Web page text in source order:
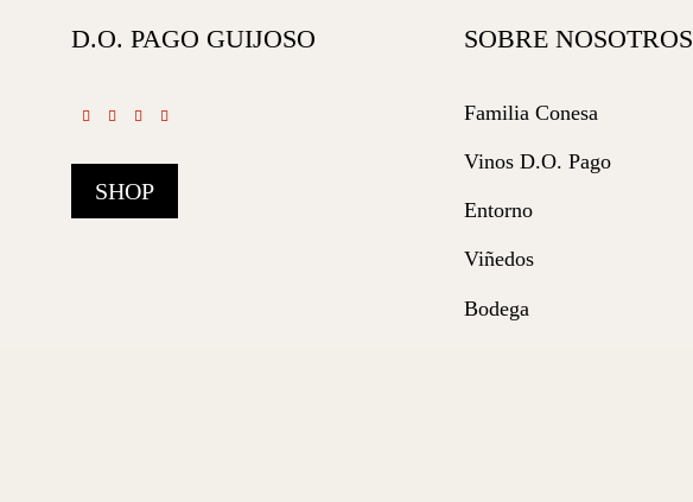
D.O. PAGO GUIJOSO
SHOP
SOBRE NOSOTROS
Familia Conesa
Vinos D.O. Pago
Entorno
Viñedos
Bodega